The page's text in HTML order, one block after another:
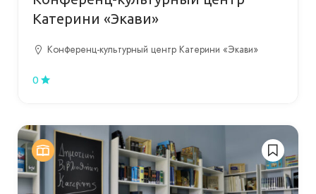
Катерини «Экави»
Конференц-культурный центр Катерини «Экави»
0